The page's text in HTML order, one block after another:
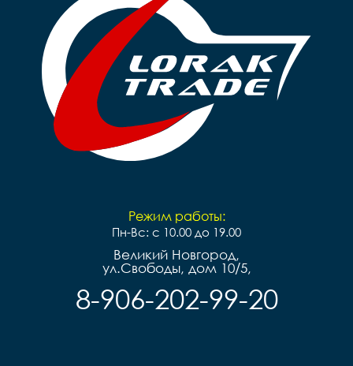
Режим работы:
Пн-Вс: с 10.00 до 19.00
Великий Новгород,
ул.Свободы, дом 10/5,
8-906-202-99-20